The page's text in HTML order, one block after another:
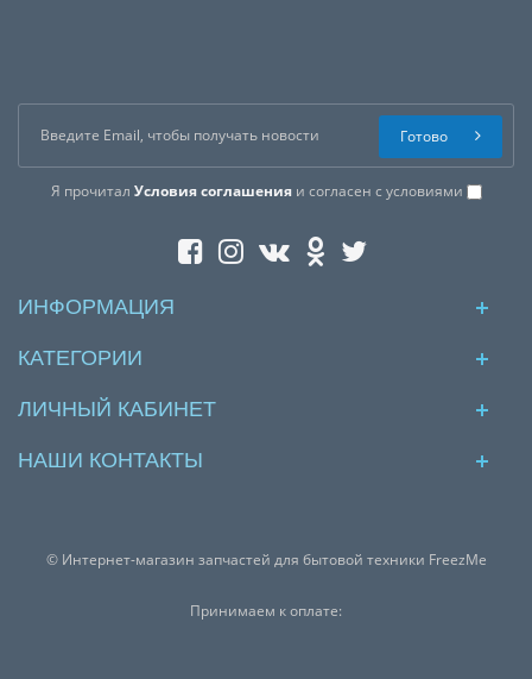
Я прочитал Условия соглашенияи согласен с условиями
Готово
ИНФОРМАЦИЯ
КАТЕГОРИИ
ЛИЧНЫЙ КАБИНЕТ
НАШИ КОНТАКТЫ
© Интернет-магазин запчастей для бытовой техники FreezMe
Принимаем к оплате: